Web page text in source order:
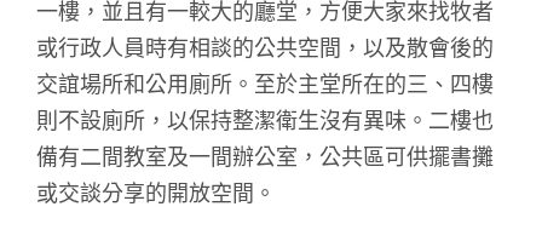
一樓，並且有一較大的廳堂，方便大家來找牧者
或行政人員時有相談的公共空間，以及散會後的
交誼場所和公用廁所。至於主堂所在的三、四樓
則不設廁所，以保持整潔衛生沒有異味。二樓也
備有二間教室及一間辦公室，公共區可供擺書攤
或交談分享的開放空間。